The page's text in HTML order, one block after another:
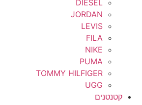
DIESEL
JORDAN
LEVIS
FILA
NIKE
PUMA
TOMMY HILFIGER
UGG
קטנטנים